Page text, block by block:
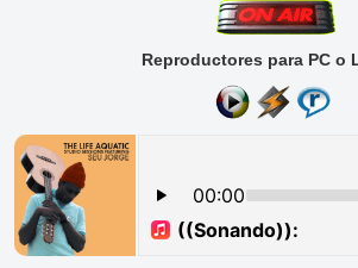
Reproductores para PC o